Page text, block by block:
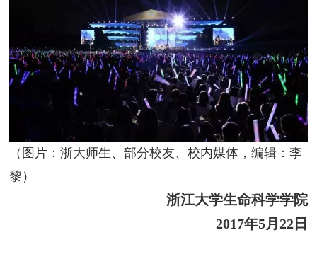
（图片：浙大师生、部分校友、校内媒体，编辑：李
黎）
浙江大学生命科学学院
2017年5月 22日